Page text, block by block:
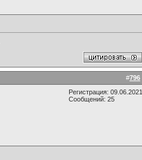
#796
Регистрация: 09.06.2021
Сообщений: 25